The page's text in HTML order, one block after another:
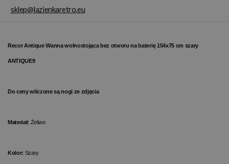
sklep@lazienkaretro.eu
Recor Antique Wanna wolnostojąca bez otworu na baterię 154x75 cm szary
ANTIQUE9
Do ceny wliczone są nogi ze zdjęcia
Materiał: Żeliwo
Kolor: Szary